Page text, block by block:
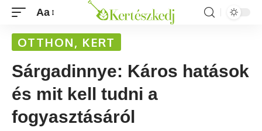
Aa
OTTHON, KERT
Sárgadinnye: Káros hatások
és mit kell tudni a
fogyasztásáról